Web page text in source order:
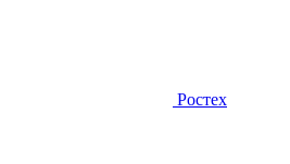
Ростех